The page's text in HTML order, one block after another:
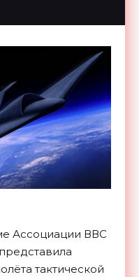
Ассоциации ВВС
тактической